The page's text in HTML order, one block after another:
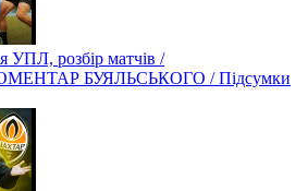
УПЛ, розбір матчів /
БУЯЛЬСЬКОГО / Підсумки